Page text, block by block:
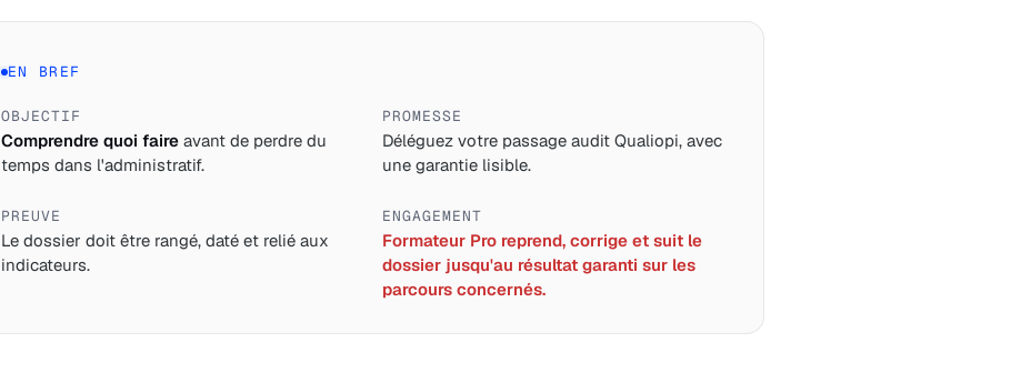
EN BREF
OBJECTIF
Comprendre quoi faire avant de perdre du
temps dans l'administratif.
PROMESSE
Déléguez votre passage audit Qualiopi, avec
une garantie lisible.
PREUVE
Le dossier doit être rangé, daté et relié aux
indicateurs.
ENGAGEMENT
Formateur Pro reprend, corrige et suit le
dossier jusqu'au résultat garanti sur les
parcours concernés.